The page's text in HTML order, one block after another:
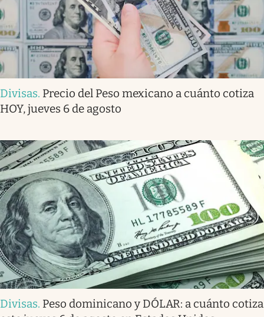
Divisas. Precio del Peso mexicano a cuánto cotiza
HOY, jueves 6 de agosto
Divisas. Peso dominicano y DÓLAR: a cuánto cotiza